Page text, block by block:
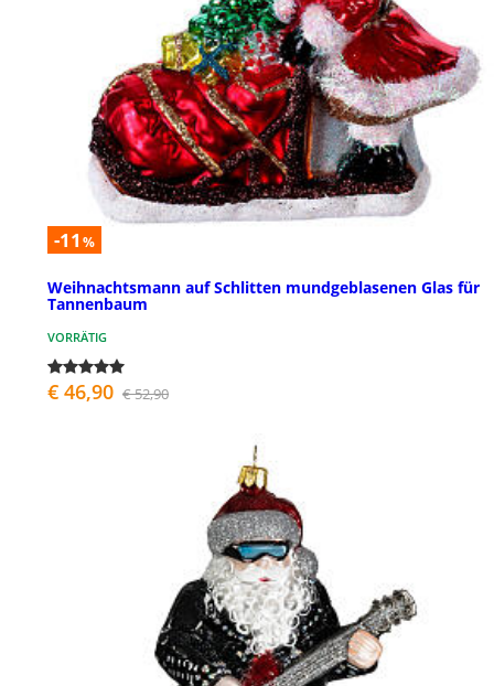
-11 %
Weihnachtsmann auf Schlitten mundgeblasenen Glas für
Tannenbaum
VORRÄTIG
€ 46,90 € 52,90